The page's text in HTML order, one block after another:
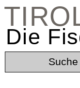
Die
Suche